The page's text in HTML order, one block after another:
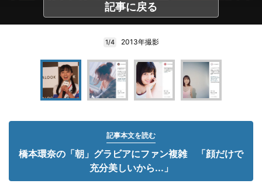
記事に戻る
1/4 2013年撮影
記事本文を読む
橋本環奈の「朝」グラビアにファン複雑 「顔だけで
充分美しいから...」